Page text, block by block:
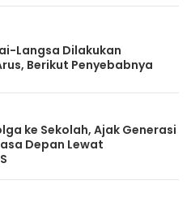
Langsa Dilakukan
Berikut Penyebabnya
ke Sekolah, Ajak Generasi
Depan Lewat